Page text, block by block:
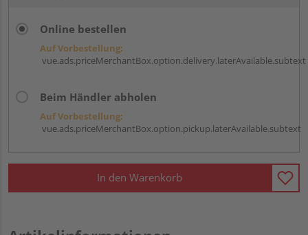
Online bestellen
Auf Vorbestellung:
vue.ads.priceMerchantBox.option.delivery.laterAvailable.subtext
Beim Händler abholen
Auf Vorbestellung:
vue.ads.priceMerchantBox.option.pickup.laterAvailable.subtext
In den Warenkorb